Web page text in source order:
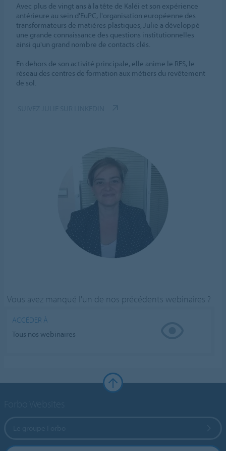
Avec plus de vingt ans à la tête de Kaléi et son expérience
antérieure au sein d'EuPC, l'organisation européenne des
transformateurs de matières plastiques, Julie a développé
une grande connaissance des questions institutionnelles
ainsi qu'un grand nombre de contacts clés.
En dehors de son activité principale, elle anime le RFS, le
réseau des centres de formation aux métiers du revêtement
de sol.
Vous avez manqué l'un de nos précédents webinaires ?
ACCÉDER À
Tous nos webinaires